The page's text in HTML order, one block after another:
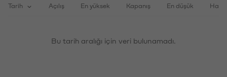
Tarih Açılış En yüksek Kapanış En düşük
Bu tarih aralığı için veri bulunamadı.